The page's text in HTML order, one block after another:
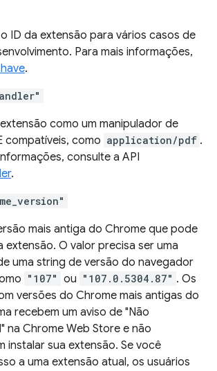
ID da extensão para vários casos de
Para mais informações,
.
como um manipulador de
compatíveis, como application/pdf .
consulte a API
.
mais antiga do Chrome que pode
extensão. O valor precisa ser uma
uma string de versão do navegador
"107" ou "107.0.5304.87" . Os
versões do Chrome mais antigas do
recebem um aviso de "Não
na Chrome Web Store e não
instalar sua extensão. Se você
a uma extensão atual, os usuários